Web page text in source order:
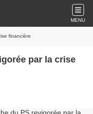
MENU
financière
par la crise